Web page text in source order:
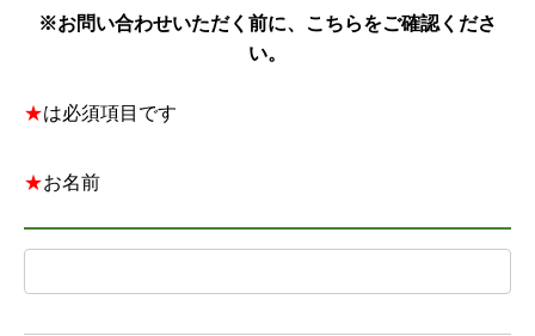
※お問い合わせいただく前に、こちらをご確認くださ
い。
★は必須項目です
★お名前